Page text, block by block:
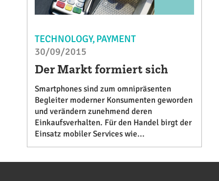
TECHNOLOGY PAYMENT
30/09/2015
Der Markt formiert sich
Smartphones sind zum omnipräsenten
Begleiter moderner Konsumenten geworden
und verändern zunehmend deren
Einkaufsverhalten. Für den Handel birgt der
Einsatz mobiler Services wie...